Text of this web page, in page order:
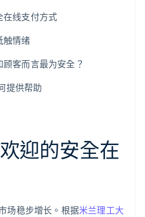
在线支付方式
触情绪
客而言最为安全？
提供帮助
迎的安全在
场稳步增长。根据米兰理工大